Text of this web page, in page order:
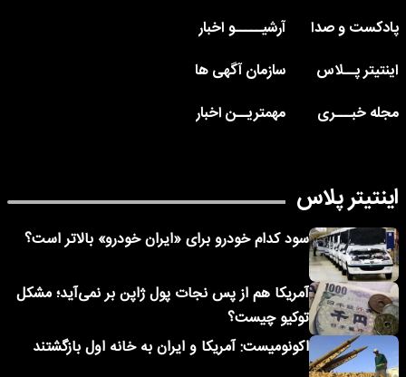
پادکست و صدا
آرشیـــــو اخبار
اینتیتر پــلاس
سازمان آگهی ها
مجله خبـــری
مهمتریــن اخبار
اینتیتر پلاس
سود کدام خودرو برای «ایران خودرو» بالاتر است؟
آمریکا هم از پس نجات پول ژاپن بر نمی‌آید؛ مشکل
توکیو چیست؟
اکونومیست: آمریکا و ایران به خانه اول بازگشتند